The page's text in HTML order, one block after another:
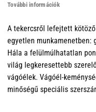
További információk
A tekercsről lefejtett
egyetlen munkamenetben:
Hála a felülmúlhatatlan
világ legkeresettebb
vágóélek. Vágóél-
minőségű speciális